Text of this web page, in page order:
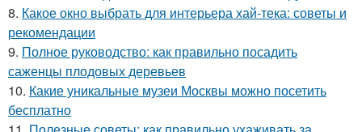
8. Какое окно выбрать для интерьера хай-тека: советы и
рекомендации
9. Полное руководство: как правильно посадить
саженцы плодовых деревьев
10. Какие уникальные музеи Москвы можно посетить
бесплатно